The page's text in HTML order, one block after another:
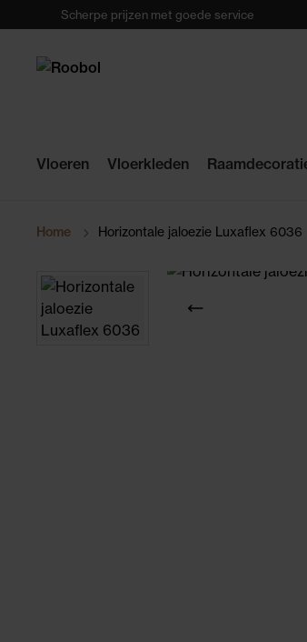
Scherpe prijzen met goede service
Vloeren Vloerkleden
Home Horizontale jaloezie Luxaflex 6036